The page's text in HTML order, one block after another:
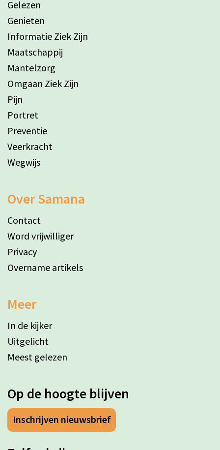
Gelezen
Genieten
Informatie Ziek Zijn
Maatschappij
Mantelzorg
Omgaan Ziek Zijn
Pijn
Portret
Preventie
Veerkracht
Wegwijs
Over Samana
Contact
Word vrijwilliger
Privacy
Overname artikels
Meer
In de kijker
Uitgelicht
Meest gelezen
Op de hoogte blijven
Inschrijven nieuwsbrief